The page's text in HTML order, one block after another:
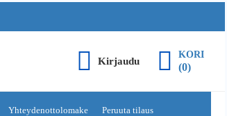
Kirjaudu
KORI
(0)
Yhteydenottolomake Peruuta tilaus